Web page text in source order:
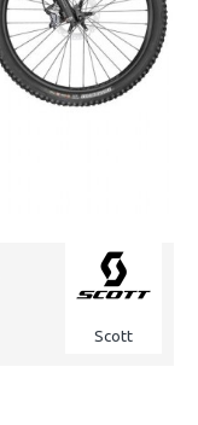
Scott